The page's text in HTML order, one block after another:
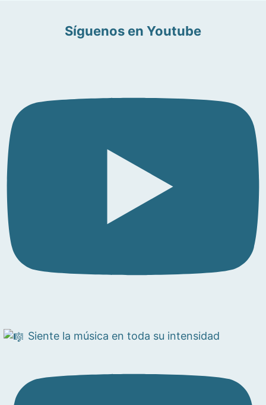
Síguenos en Youtube
Siente la música en toda su intensidad